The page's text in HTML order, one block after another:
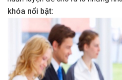
khóa nổi bật: